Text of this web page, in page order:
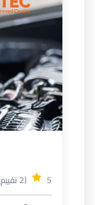
5 (2 تقييم الدورة)